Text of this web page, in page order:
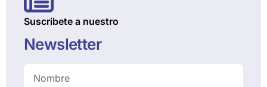
Suscribete a nuestro
Newsletter